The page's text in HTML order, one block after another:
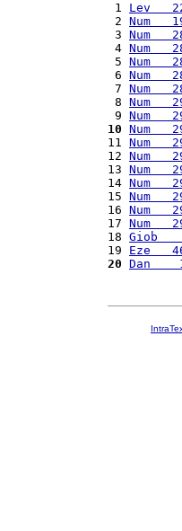
1 Lev
2 Num
3 Num
4 Num
5 Num
6 Num
7 Num
8 Num
9 Num
10 Num
11 Num
12 Num
13 Num
14 Num
15 Num
16 Num
17 Num
18 Giob
19 Eze
20 Dan